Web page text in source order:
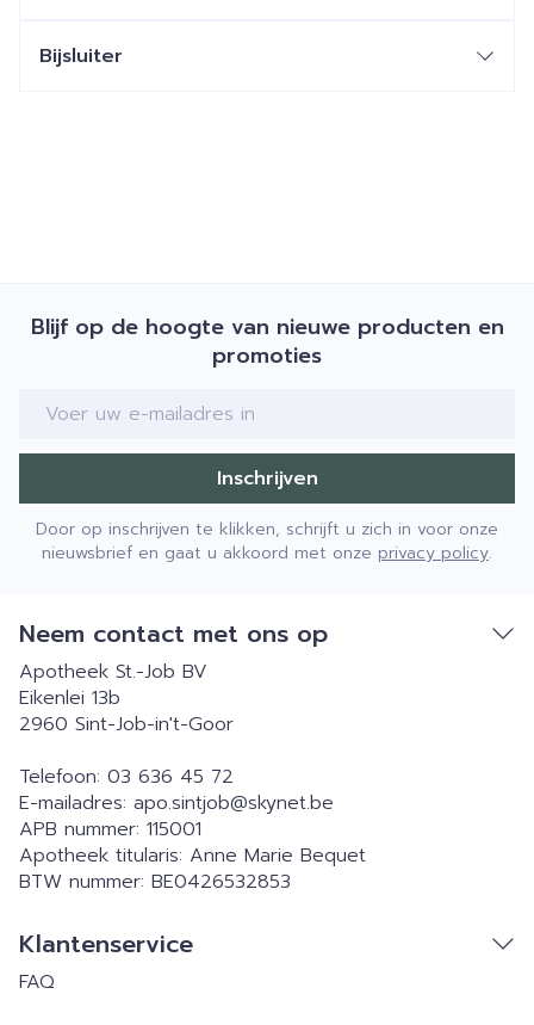
Bijsluiter
Blijf op de hoogte van nieuwe producten en
promoties
E-mail adres
Inschrijven
Door op inschrijven te klikken, schrijft u zich in voor onze
nieuwsbrief en gaat u akkoord met onze privacy policy.
Neem contact met ons op
Apotheek St.-Job BV
Eikenlei 13b
2960 Sint-Job-in't-Goor
Telefoon: 03 636 45 72
E-mailadres: apo.sintjob@skynet.be
APB nummer: 115001
Apotheek titularis: Anne Marie Bequet
BTW nummer: BE0426532853
Klantenservice
FAQ